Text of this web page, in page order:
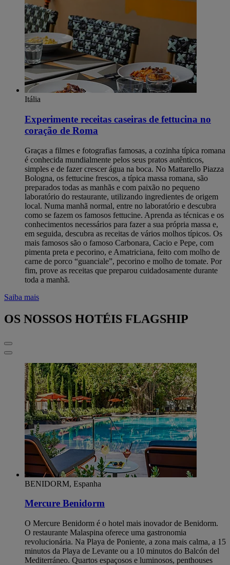
Itália
Experimente receitas caseiras de fettucina no
coração de Roma
Graças a filmes e fotografias famosas, a cozinha típica romana
é conhecida mundialmente pelos seus pratos autênticos,
simples e de fazer crescer água na boca. No Mattarello Piazza
Bologna, os fettucine frescos, a típica massa romana, são
preparados todas as manhãs e com paixão no pequeno
laboratório do restaurante, utilizando ingredientes de origem
local. Numa manhã normal, entre no laboratório e descubra
como se fazem os famosos fettucine. Aprenda as técnicas e os
conhecimentos necessários para fazer a sua própria massa e,
em seguida, descubra as receitas de vários molhos típicos. Os
mais famosos são o famoso Carbonara, Cacio e Pepe, com
pimenta preta e pecorino, e Amatriciana, feito com molho de
carne de porco “guanciale”, pecorino e molho de tomate. Por
fim, prove as receitas que preparou cuidadosamente durante
toda a manhã.
Saiba mais
OS NOSSOS HOTÉIS FLAGSHIP
BENIDORM, Espanha
Mercure Benidorm
O Mercure Benidorm é o hotel mais inovador de Benidorm.
O restaurante Malaspina oferece uma gastronomia
revolucionária. Na Playa de Poniente, a zona mais calma, a 15
minutos da Playa de Levante ou a 10 minutos do Balcón del
Mediterráneo. Quartos espaçosos e luminosos, penthouses